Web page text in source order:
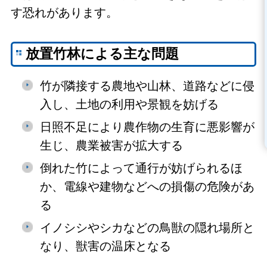
す恐れがあります。
放置竹林による主な問題
竹が隣接する農地や山林、道路などに侵
入し、土地の利用や景観を妨げる
日照不足により農作物の生育に悪影響が
生じ、農業被害が拡大する
倒れた竹によって通行が妨げられるほ
か、電線や建物などへの損傷の危険があ
る
イノシシやシカなどの鳥獣の隠れ場所と
なり、獣害の温床となる